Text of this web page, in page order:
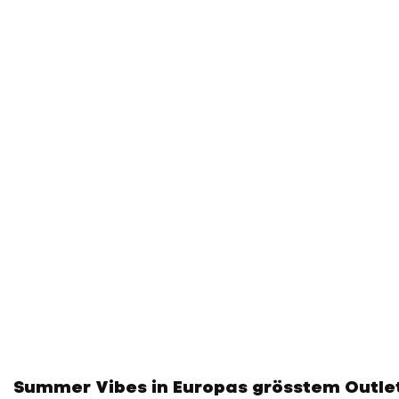
Summer Vibes in Europas grösstem